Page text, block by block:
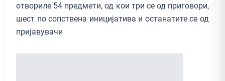
отвориле 54 предмети, од кои три се од приговори,
шест по сопствена иницијатива и останатите се од
пријавувачи